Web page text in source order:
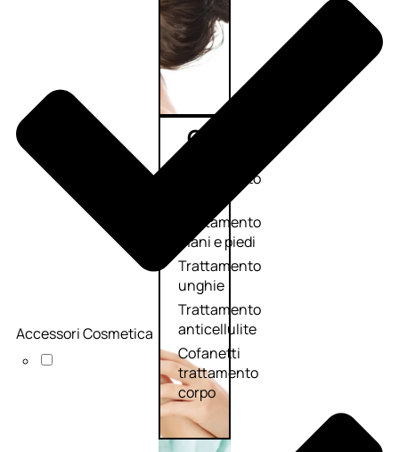
Corpo
Trattamento
Trattamento
mani e piedi
Trattamento
unghie
Trattamento
anticellulite
Cofanetti
trattamento
corpo
Accessori Cosmetica